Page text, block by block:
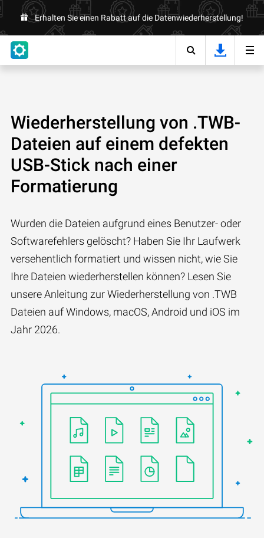
Erhalten Sie einen Rabatt auf die Datenwiederherstellung!
Wiederherstellung von .TWB-
Dateien auf einem defekten
USB-Stick nach einer
Formatierung
Wurden die Dateien aufgrund eines Benutzer- oder
Softwarefehlers gelöscht? Haben Sie Ihr Laufwerk
versehentlich formatiert und wissen nicht, wie Sie
Ihre Dateien wiederherstellen können? Lesen Sie
unsere Anleitung zur Wiederherstellung von .TWB
Dateien auf Windows, macOS, Android und iOS im
Jahr 2026.